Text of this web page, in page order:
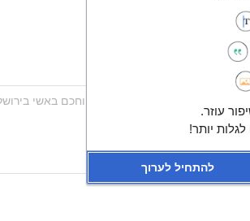
עוזר.
יותר!
להתחיל לערוך